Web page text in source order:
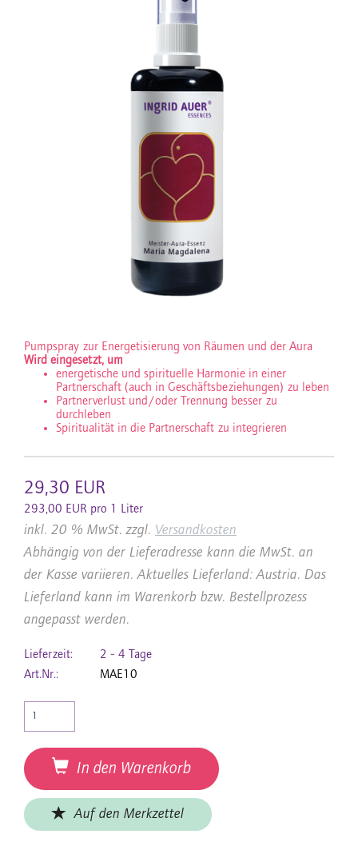
Pumpspray zur Energetisierung von Räumen und der Aura
Wird eingesetzt, um
energetische und spirituelle Harmonie in einer
Partnerschaft (auch in Geschäftsbeziehungen) zu leben
Partnerverlust und/oder Trennung besser zu
durchleben
Spiritualität in die Partnerschaft zu integrieren
29,30 EUR
293,00 EUR pro 1 Liter
inkl. 20 % MwSt. zzgl. Versandkosten
Abhängig von der Lieferadresse kann die MwSt. an
der Kasse variieren. Aktuelles Lieferland: Austria. Das
Lieferland kann im Warenkorb bzw. Bestellprozess
angepasst werden.
Lieferzeit:
2 - 4 Tage
Art.Nr.:
MAE10
In den Warenkorb
Auf den Merkzettel